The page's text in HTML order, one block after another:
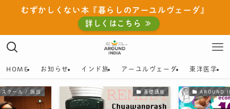
むずかしくない本『暮らしのアーユルヴェーダ』
詳しくはこちら ≫
HOME お知らせ インド旅 アーユルヴェーダ 東洋医学
ためして楽しい、インド旅とアー
ユルヴェーダ
2008年インドでの学びからはじまった、伝統医学と暮
らしの知恵をめぐる旅
スクール / 施設 基礎講座 AROUND